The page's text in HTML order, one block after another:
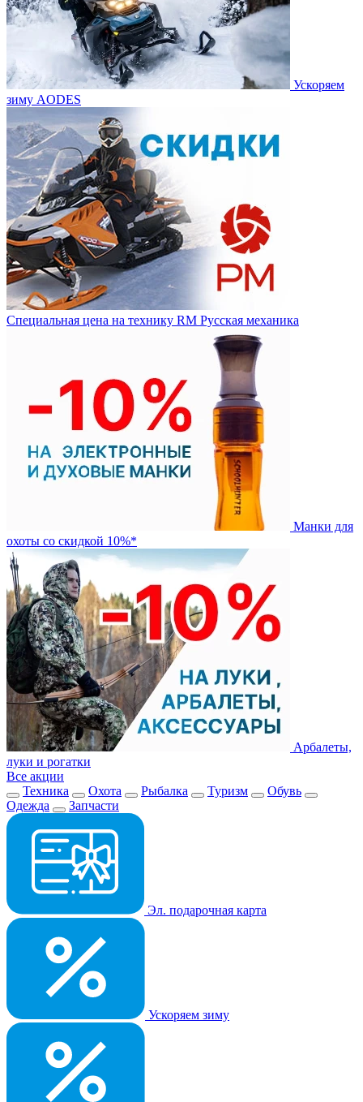
Ускоряем
зиму AODES
Специальная цена на технику RM Русская механика
Манки для
охоты со скидкой 10%*
Арбалеты,
луки и рогатки
Все акции
Техника
Охота Рыбалка Туризм
Обувь
Одежда
Запчасти
Эл. подарочная карта
Ускоряем зиму